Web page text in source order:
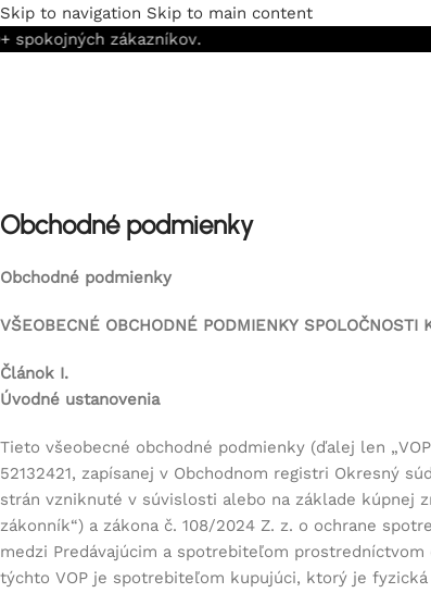
Skip to navigation Skip to main content
Obchodné podmienky
Obchodné podmienky
VŠEOBECNÉ OBCHODNÉ PODMIENKY SPOLOČNOSTI
Článok I.
Úvodné ustanovenia
Tieto všeobecné obchodné podmienky (ďalej len „VOP
52132421, zapísanej v Obchodnom registri Okresný
strán vzniknuté v súvislosti alebo na základe kúpnej
zákonník“) a zákona č. 108/2024 Z. z. o ochrane
medzi Predávajúcim a spotrebiteľom
týchto VOP je spotrebiteľom kupujúci, ktorý je